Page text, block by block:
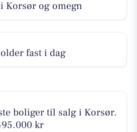
Korsør og omegn
fast i dag
boliger til salg i Korsør.
kr